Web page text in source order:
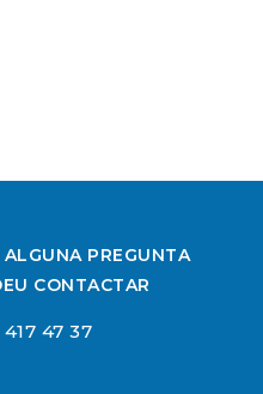
PREGUNTA
CONTACTAR
47 37